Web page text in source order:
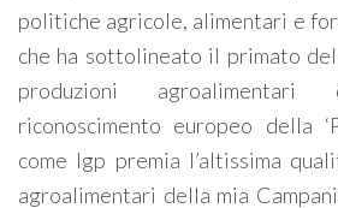
politiche agricole, alimentari e
che ha sottolineato il primato
produzioni
riconoscimento europeo della
come Igp premia l’altissima
agroalimentari della mia